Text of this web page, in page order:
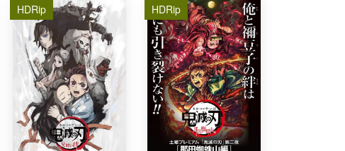
HDRip HDRip